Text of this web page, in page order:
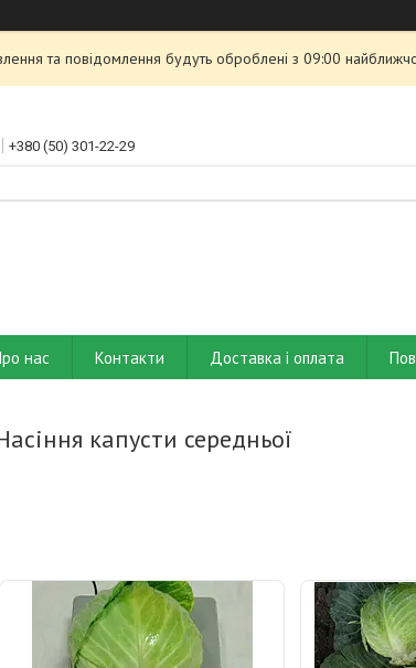
та повідомлення будуть оброблені з 09:00
+380 (50) 301-22-29
нас Контакти Доставка і оплата
капусти середньої